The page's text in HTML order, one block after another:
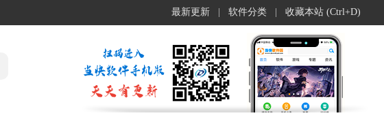
最新更新 软件分类 收藏本站 (Ctrl+D)